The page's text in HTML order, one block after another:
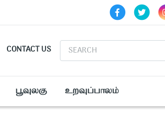
CONTACT US Search
பூவுலகு உறவுப்பாலம்